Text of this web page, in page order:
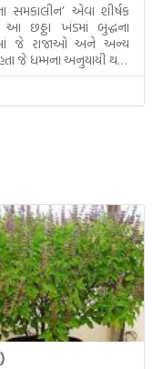
સમકાલીન’ એવા શીર્ષક
છઠ્ઠા ખંડમાં બુદ્ધના
જે રાજાઓ અને અન્ય
જે ધમ્મના અનુયાયી થયા.
અને બુદ્ધ વચ્ચે થયેલો
જાણકારી મળે છે.